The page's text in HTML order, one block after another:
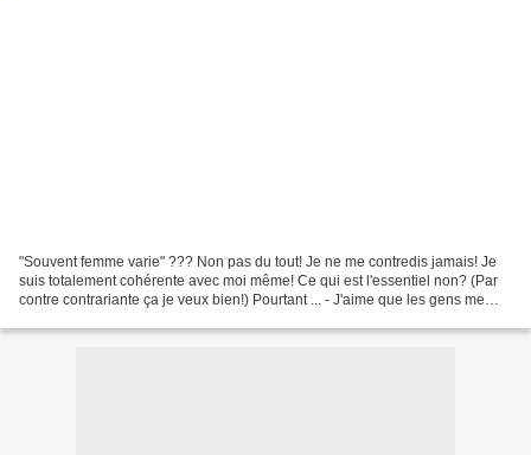
"Souvent femme varie" ??? Non pas du tout! Je ne me contredis jamais! Je
suis totalement cohérente avec moi même! Ce qui est l'essentiel non? (Par
contre contrariante ça je veux bien!) Pourtant ... - J'aime que les gens me